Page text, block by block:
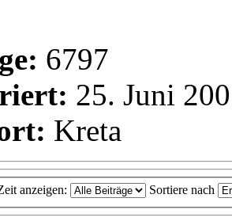
6797
25. Juni
Kreta
anzeigen: Sortiere nach